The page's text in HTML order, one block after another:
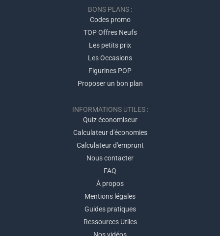
BONS PLANS :
Codes promo
TOP Offres Neufs
Les petits prix
Les Occasions
Figurines POP
Proposer un bon plan
INFORMATIONS UTILES :
Quiz économiseur
Calculateur d'économies
Calculateur d'emprunt
Nous contacter
FAQ
À propos
Mentions légales
Guides pratiques
Ressources Utiles